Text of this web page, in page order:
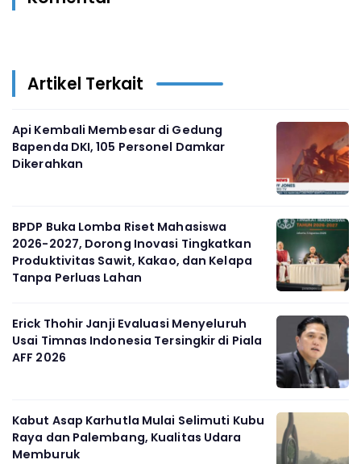
Artikel Terkait
Api Kembali Membesar di Gedung
Bapenda DKI, 105 Personel Damkar
Dikerahkan
BPDP Buka Lomba Riset Mahasiswa
2026-2027, Dorong Inovasi Tingkatkan
Produktivitas Sawit, Kakao, dan Kelapa
Tanpa Perluas Lahan
Erick Thohir Janji Evaluasi Menyeluruh
Usai Timnas Indonesia Tersingkir di Piala
AFF 2026
Kabut Asap Karhutla Mulai Selimuti Kubu
Raya dan Palembang, Kualitas Udara
Memburuk